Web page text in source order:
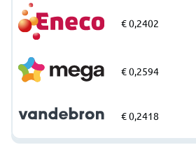
€ 0,2402
€ 0,2594
€ 0,2418